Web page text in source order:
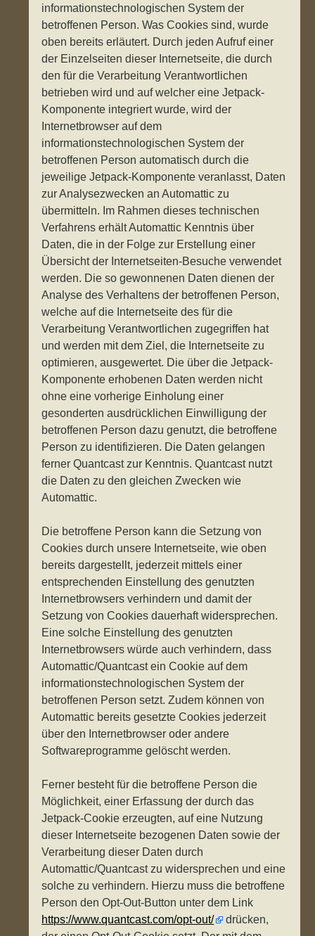
informationstechnologischen System der
betroffenen Person. Was Cookies sind, wurde
oben bereits erläutert. Durch jeden Aufruf einer
der Einzelseiten dieser Internetseite, die durch
den für die Verarbeitung Verantwortlichen
betrieben wird und auf welcher eine Jetpack-
Komponente integriert wurde, wird der
Internetbrowser auf dem
informationstechnologischen System der
betroffenen Person automatisch durch die
jeweilige Jetpack-Komponente veranlasst, Daten
zur Analysezwecken an Automattic zu
übermitteln. Im Rahmen dieses technischen
Verfahrens erhält Automattic Kenntnis über
Daten, die in der Folge zur Erstellung einer
Übersicht der Internetseiten-Besuche verwendet
werden. Die so gewonnenen Daten dienen der
Analyse des Verhaltens der betroffenen Person,
welche auf die Internetseite des für die
Verarbeitung Verantwortlichen zugegriffen hat
und werden mit dem Ziel, die Internetseite zu
optimieren, ausgewertet. Die über die Jetpack-
Komponente erhobenen Daten werden nicht
ohne eine vorherige Einholung einer
gesonderten ausdrücklichen Einwilligung der
betroffenen Person dazu genutzt, die betroffene
Person zu identifizieren. Die Daten gelangen
ferner Quantcast zur Kenntnis. Quantcast nutzt
die Daten zu den gleichen Zwecken wie
Automattic.
Die betroffene Person kann die Setzung von
Cookies durch unsere Internetseite, wie oben
bereits dargestellt, jederzeit mittels einer
entsprechenden Einstellung des genutzten
Internetbrowsers verhindern und damit der
Setzung von Cookies dauerhaft widersprechen.
Eine solche Einstellung des genutzten
Internetbrowsers würde auch verhindern, dass
Automattic/Quantcast ein Cookie auf dem
informationstechnologischen System der
betroffenen Person setzt. Zudem können von
Automattic bereits gesetzte Cookies jederzeit
über den Internetbrowser oder andere
Softwareprogramme gelöscht werden.
Ferner besteht für die betroffene Person die
Möglichkeit, einer Erfassung der durch das
Jetpack-Cookie erzeugten, auf eine Nutzung
dieser Internetseite bezogenen Daten sowie der
Verarbeitung dieser Daten durch
Automattic/Quantcast zu widersprechen und eine
solche zu verhindern. Hierzu muss die betroffene
Person den Opt-Out-Button unter dem Link
https://www.quantcast.com/opt-out/
drücken,